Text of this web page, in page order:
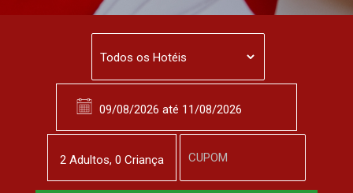
2 Adultos, 0 Criança